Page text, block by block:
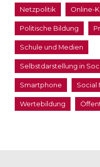
Netzpolitik Online-
Politische Bildung
Schule und Medien
Selbstdarstellung in
Smartphone Social
Wertebildung